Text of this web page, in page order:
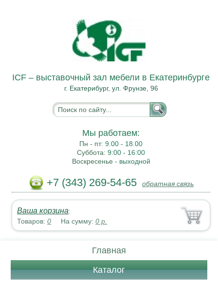
ICF – выставочный зал мебели в Екатеринбурге
г. Екатерибург, ул. Фрунзе, 96
Мы работаем:
Пн - пт:9.00 - 18.00
Суббота:9:00 - 16:00
Воскресенье - выходной
+7 (343) 269-54-65 обратная связь
Ваша корзина:
Товаров:0 На сумму:0 р.
Главная
Каталог